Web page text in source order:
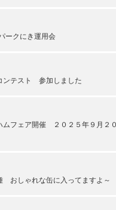
ークにき運用会
ンテスト 参加しました
ムフェア開催 ２０２５年９月２
おしゃれな缶に入ってますよ～